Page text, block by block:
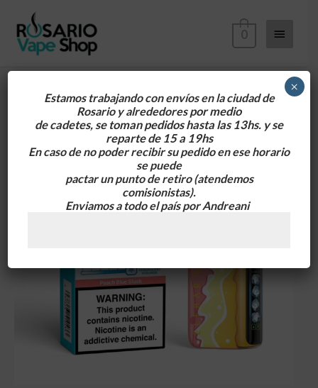
contenido
0
Estamos trabajando con envíos en la ciudad de
Rosario y alrededorespor medio
de cadetes, se toman pedidos hasta las 13hs. y se
reparte de 15 a 19hs
En caso de no poder recibir su pedido en ese horario
se puede
pactar un punto de retiro(atendemos
comisionistas).
Enviamos a todo el país por Andreani
×